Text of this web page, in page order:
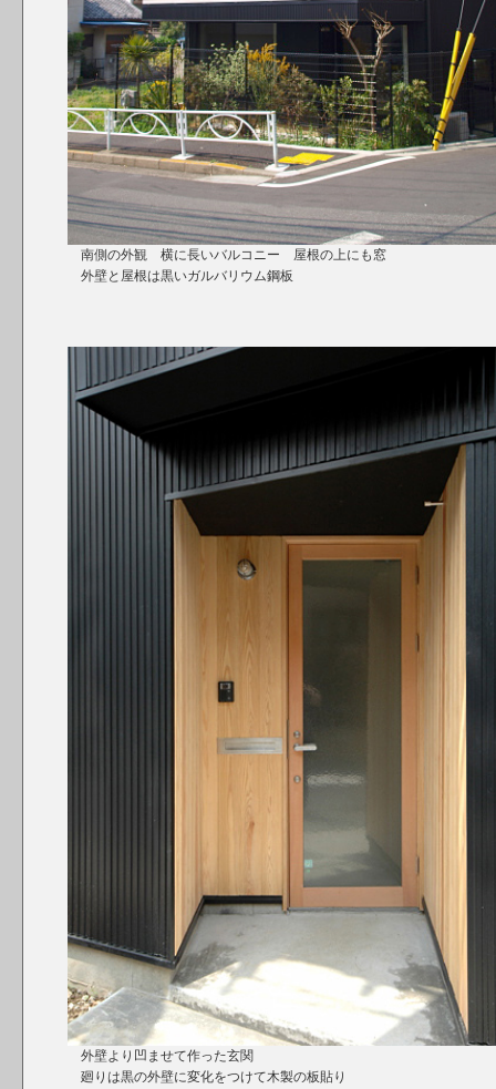
南側の外観 横に長いバルコニー 屋根の上にも窓
外壁と屋根は黒いガルバリウム鋼板
外壁より凹ませて作った玄関
廻りは黒の外壁に変化をつけて木製の板貼り